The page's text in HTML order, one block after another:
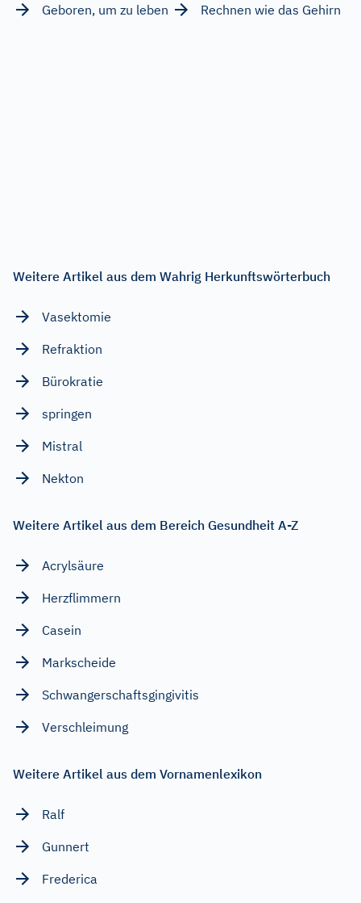
Geboren, um zu leben
Rechnen wie das Gehirn
Weitere Artikel aus dem Wahrig Herkunftswörterbuch
Vasektomie
Refraktion
Bürokratie
springen
Mistral
Nekton
Weitere Artikel aus dem Bereich Gesundheit A-Z
Acrylsäure
Herzflimmern
Casein
Markscheide
Schwangerschaftsgingivitis
Verschleimung
Weitere Artikel aus dem Vornamenlexikon
Ralf
Gunnert
Frederica